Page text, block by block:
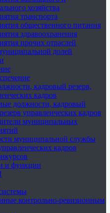
хозяйства
транспорта
общественного питания
здравоохранения
прочих отраслей
долей
кадровый резерв,
кадров
должности, кадровый
управленческих кадров
муниципальных
муниципальной службы
кадров
и функции
контрольно-ревизионным